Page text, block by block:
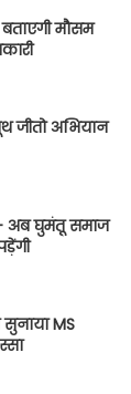
बताएगी मौसम
जीतो अभियान
अब घुमंतू समाज
MS